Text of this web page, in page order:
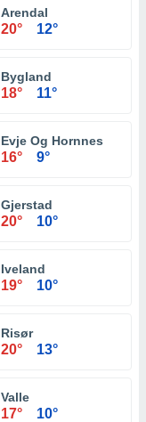
Arendal
20° 12°
Bygland
18° 11°
Evje Og Hornnes
16° 9°
Gjerstad
20° 10°
Iveland
19° 10°
Risør
20° 13°
Valle
17° 10°